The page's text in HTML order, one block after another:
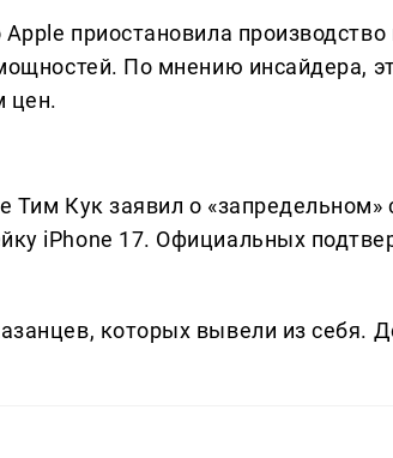
приостановила
По мнению инсайдера,
цен.
Тим Кук заявил о «запредельном»
iPhone 17. Официальных
которых вывели из себя.